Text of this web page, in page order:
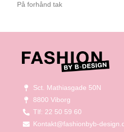
På forhånd tak
Sct. Mathiasgade 50N
8800 Viborg
Tlf: 22 50 59 60
Kontakt@fashionbyb-